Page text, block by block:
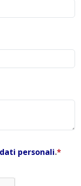
dati personali.*